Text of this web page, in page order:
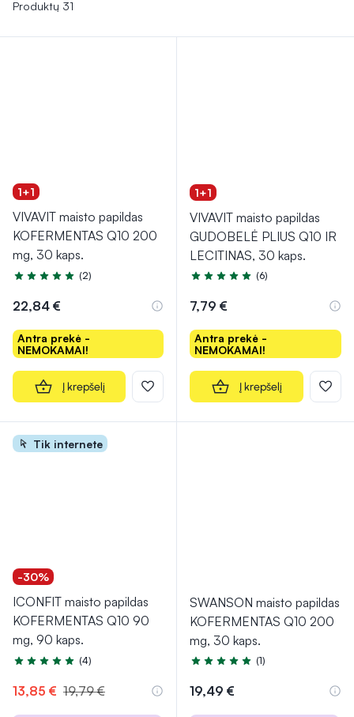
stokai. Šis kofermentas taip pat pasižymi antioksidacinėmis
Produktų 31
1+1
VIVAVIT maisto papildas
KOFERMENTAS Q10 200
mg, 30 kaps.
Įvertinimas 5.0 iš 5
(2)
22,84 €
Antra prekė -
NEMOKAMAI!
Į krepšelį
1+1
VIVAVIT maisto papildas
GUDOBELĖ PLIUS Q10 IR
LECITINAS, 30 kaps.
Įvertinimas 4.5 iš 5
(6)
7,79 €
Antra prekė -
NEMOKAMAI!
Į krepšelį
Tik internete
-30%
ICONFIT maisto papildas
KOFERMENTAS Q10 90
mg, 90 kaps.
Įvertinimas 5.0 iš 5
(4)
13,85 € 19,79 €
SWANSON maisto papildas
KOFERMENTAS Q10 200
mg, 30 kaps.
Įvertinimas 5.0 iš 5
(1)
19,49 €